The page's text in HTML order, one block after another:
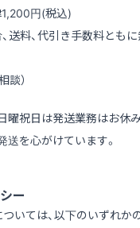
円(税込)
送料、代引き手数料とも
談）
曜祝日は発送業務はお休
送を心がけています。
ー
いては、以下のいずれか